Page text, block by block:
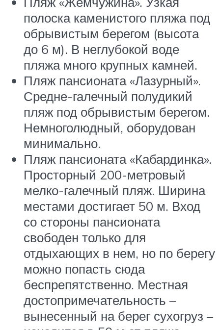
полоска каменистого пляжа под
обрывистым берегом (высота
до 6 м). В неглубокой воде
пляжа много крупных камней.
Пляж пансионата «Лазурный».
Средне-галечный полудикий
пляж под обрывистым берегом.
Немноголюдный, оборудован
минимально.
Пляж пансионата «Кабардинка».
Просторный 200-метровый
мелко-галечный пляж. Ширина
местами достигает 50 м. Вход
со стороны пансионата
свободен только для
отдыхающих в нем, но по берегу
можно попасть сюда
беспрепятственно. Местная
достопримечательность –
вынесенный на берег сухогруз –